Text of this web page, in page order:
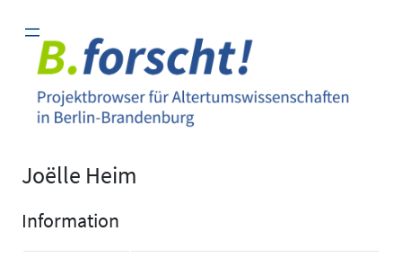
Inhalt
springen
Joëlle Heim
Information